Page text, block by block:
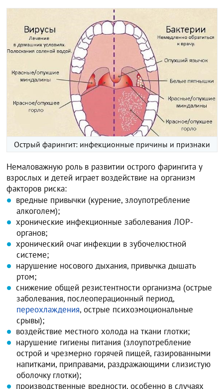
Острый фарингит: инфекционные причины и признаки
Немаловажную роль в развитии острого фарингита у
взрослых и детей играет воздействие на организм
факторов риска:
вредные привычки (курение, злоупотребление
алкоголем);
хронические инфекционные заболевания ЛОР-
органов;
хронический очаг инфекции в зубочелюстной
системе;
нарушение носового дыхания, привычка дышать
ртом;
снижение общей резистентности организма (острые
заболевания, послеоперационный период,
переохлаждения, острые психоэмоциональные
срывы);
воздействие местного холода на ткани глотки;
нарушение гигиены питания (злоупотребление
острой и чрезмерно горячей пищей, газированными
напитками, приправами, раздражающими слизистую
оболочку глотки);
производственные вредности, особенно в случаях